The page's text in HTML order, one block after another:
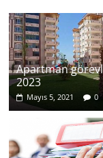
Apartman
2023
Mayıs 5, 2021 0